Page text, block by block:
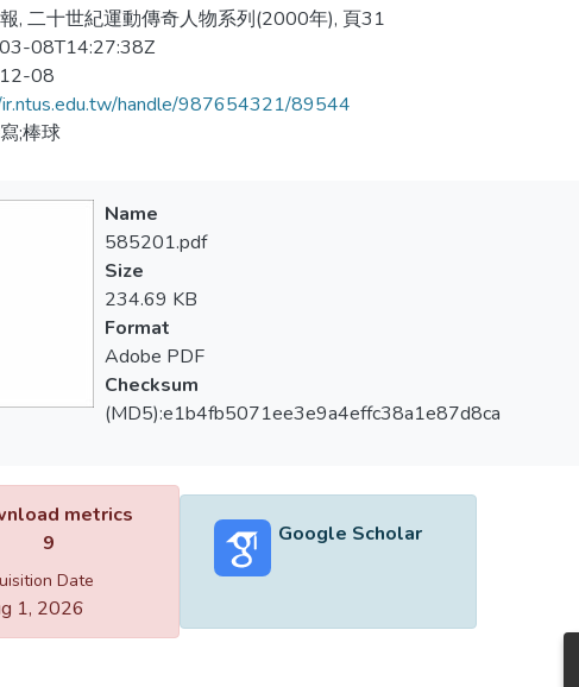
, 二十世紀運動傳奇人物系列(2000年), 頁31
08T14:27:38Z
08
handle/987654321/89544
;棒球
Name
585201.pdf
Size
234.69 KB
Format
Adobe PDF
Checksum
(MD5):e1b4fb5071ee3e9a4effc38a1e87d8ca
metrics
9
Date
1, 2026
Google Scholar